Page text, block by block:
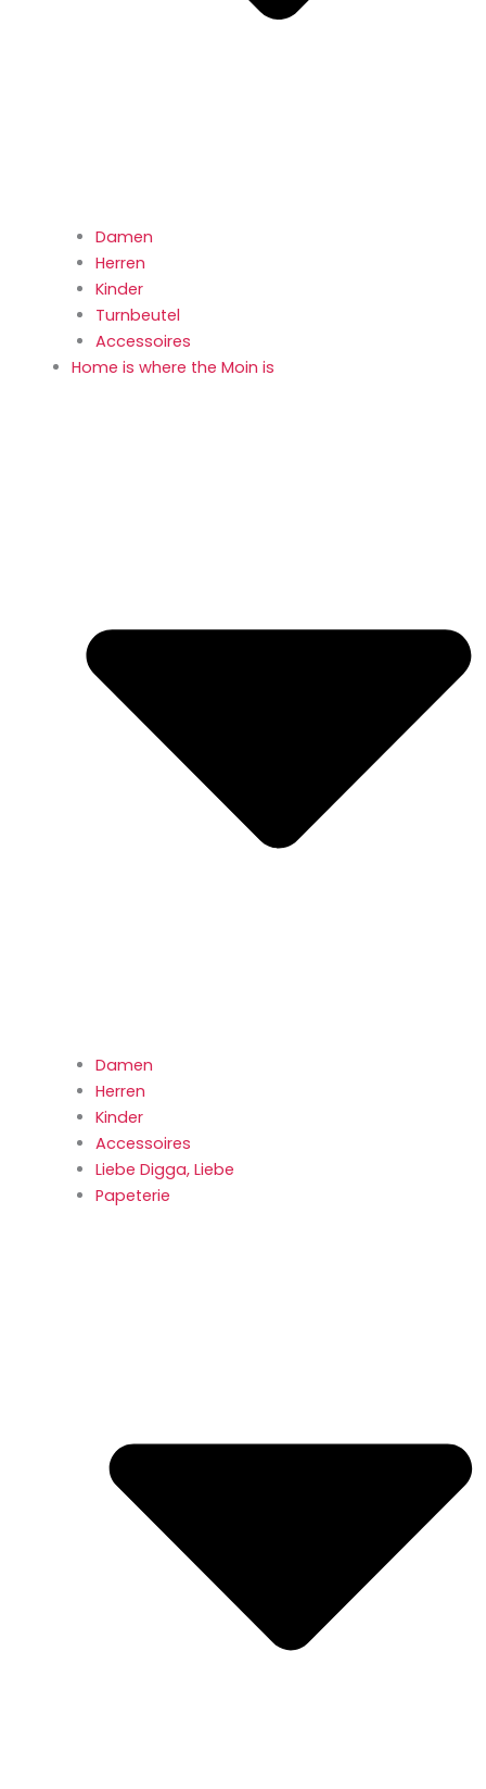
Damen
Herren
Kinder
Turnbeutel
Accessoires
Home is where the Moin is
Damen
Herren
Kinder
Accessoires
Liebe Digga, Liebe
Papeterie